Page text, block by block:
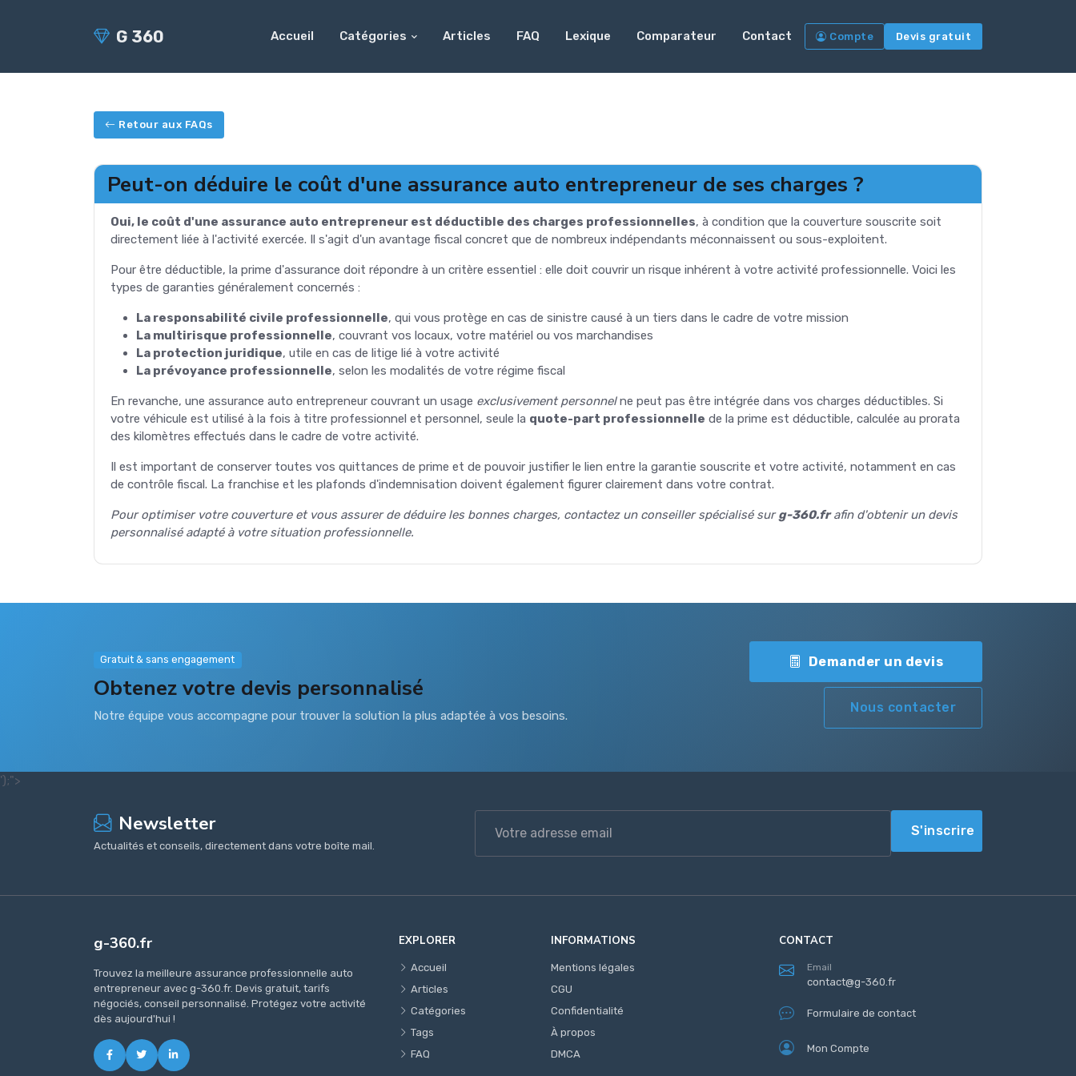
G 360 Accueil Catégories Articles FAQ Lexique Comparateur Contact Compte Devis gratuit
Retour aux FAQs
Peut-on déduire le coût d'une assurance auto entrepreneur de ses charges ?
Oui, le coût d'une assurance auto entrepreneur est déductible des charges professionnelles, à condition que la couverture souscrite soit
directement liée à l'activité exercée. Il s'agit d'un avantage fiscal concret que de nombreux indépendants méconnaissent ou sous-exploitent.
Pour être déductible, la prime d'assurance doit répondre à un critère essentiel : elle doit couvrir un risque inhérent à votre activité professionnelle. Voici les
types de garanties généralement concernés :
La responsabilité civile professionnelle, qui vous protège en cas de sinistre causé à un tiers dans le cadre de votre mission
La multirisque professionnelle, couvrant vos locaux, votre matériel ou vos marchandises
La protection juridique, utile en cas de litige lié à votre activité
La prévoyance professionnelle, selon les modalités de votre régime fiscal
En revanche, une assurance auto entrepreneur couvrant un usage exclusivement personnelne peut pas être intégrée dans vos charges déductibles. Si
votre véhicule est utilisé à la fois à titre professionnel et personnel, seule la quote-part professionnelle de la prime est déductible, calculée au prorata
des kilomètres effectués dans le cadre de votre activité.
Il est important de conserver toutes vos quittances de prime et de pouvoir justifier le lien entre la garantie souscrite et votre activité, notamment en cas
de contrôle fiscal. La franchise et les plafonds d'indemnisation doivent également figurer clairement dans votre contrat.
Pour optimiser votre couverture et vous assurer de déduire les bonnes charges, contactez un conseiller spécialisé surg-360.frafin d'obtenir un devis
personnalisé adapté à votre situation professionnelle.
Gratuit & sans engagement
Obtenez votre devis personnalisé
Notre équipe vous accompagne pour trouver la solution la plus adaptée à vos besoins.
Demander un devis
Nous contacter
');">
Newsletter
Actualités et conseils, directement dans votre boîte mail.
S'inscrire
g-360.fr
Trouvez la meilleure assurance professionnelle auto
entrepreneur avec g-360.fr. Devis gratuit, tarifs
négociés, conseil personnalisé. Protégez votre activité
dès aujourd'hui !
EXPLORER
Accueil
Articles
Catégories
Tags
FAQ
INFORMATIONS
Mentions légales
CGU
Confidentialité
À propos
DMCA
CONTACT
Email
contact@g-360.fr
Formulaire de contact
Mon Compte